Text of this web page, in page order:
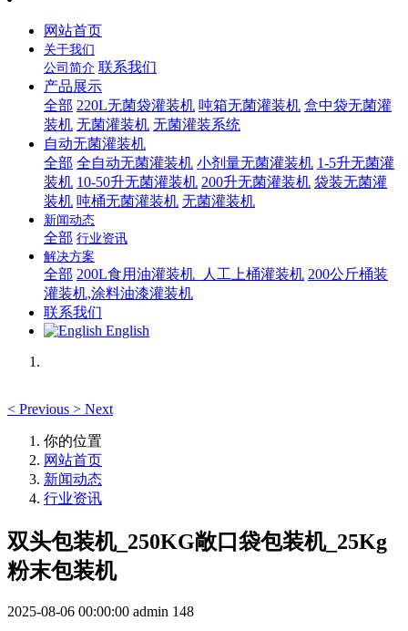
网站首页
关于我们
公司简介 联系我们
产品展示
全部 220L无菌袋灌装机 吨箱无菌灌装机 盒中袋无菌灌
装机 无菌灌装机 无菌灌装系统
自动无菌灌装机
全部 全自动无菌灌装机 小剂量无菌灌装机 1-5升无菌灌
装机 10-50升无菌灌装机 200升无菌灌装机 袋装无菌灌
装机 吨桶无菌灌装机 无菌灌装机
新闻动态
全部 行业资讯
解决方案
全部 200L食用油灌装机_人工上桶灌装机 200公斤桶装
灌装机,涂料油漆灌装机
联系我们
English
< Previous > Next
你的位置
网站首页
新闻动态
行业资讯
双头 包装机 _250KG敞口袋 包装机 _25Kg
粉末 包装机
2025-08-06 00:00:00 admin 148